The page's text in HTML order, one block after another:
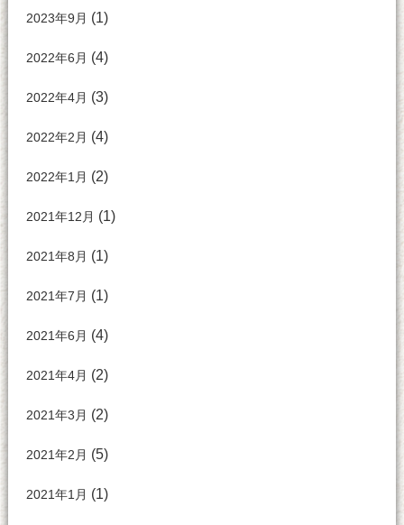
2023年9月 (1)
2022年6月 (4)
2022年4月 (3)
2022年2月 (4)
2022年1月 (2)
2021年12月 (1)
2021年8月 (1)
2021年7月 (1)
2021年6月 (4)
2021年4月 (2)
2021年3月 (2)
2021年2月 (5)
2021年1月 (1)